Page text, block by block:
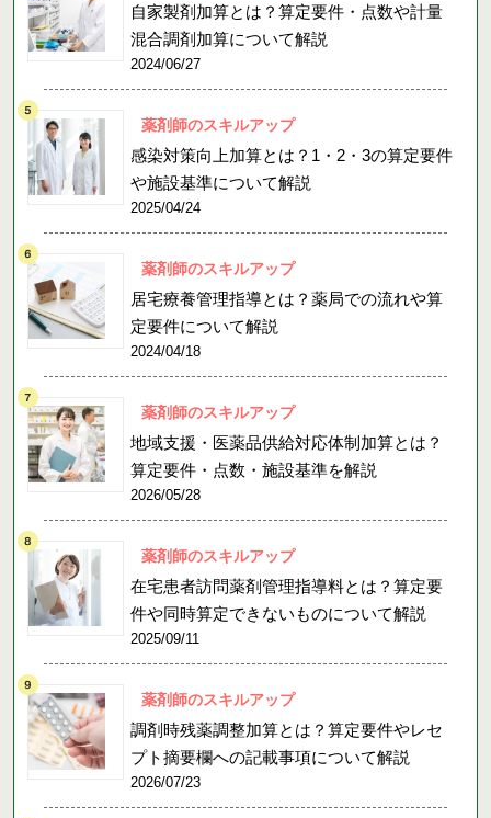
自家製剤加算とは？算定要件・点数や計量
混合調剤加算について解説
2024/06/27
薬剤師のスキルアップ
感染対策向上加算とは？1・2・3の算定要件
や施設基準について解説
2025/04/24
薬剤師のスキルアップ
居宅療養管理指導とは？薬局での流れや算
定要件について解説
2024/04/18
薬剤師のスキルアップ
地域支援・医薬品供給対応体制加算とは？
算定要件・点数・施設基準を解説
2026/05/28
薬剤師のスキルアップ
在宅患者訪問薬剤管理指導料とは？算定要
件や同時算定できないものについて解説
2025/09/11
薬剤師のスキルアップ
調剤時残薬調整加算とは？算定要件やレセ
プト摘要欄への記載事項について解説
2026/07/23